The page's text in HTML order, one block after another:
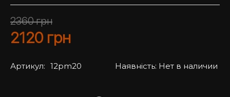
2360грн
2120 грн
Артикул: 12pm20 Наявність: Нет в наличии